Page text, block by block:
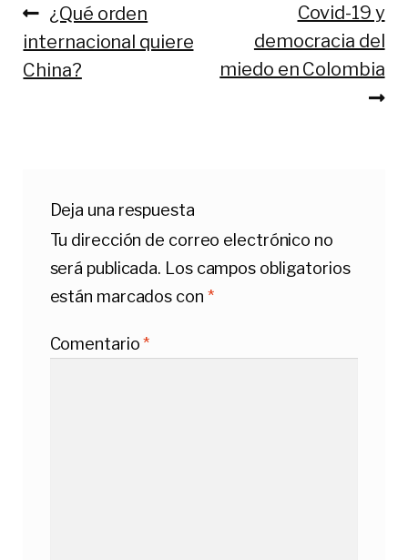
Navegación
de
entradas
Anterior:
¿Qué orden
internacional quiere
China?
Siguiente:
Covid-19 y
democracia del
miedo en Colombia
Deja una respuesta
Tu dirección de correo electrónico no
será publicada. Los campos obligatorios
están marcados con *
Comentario*